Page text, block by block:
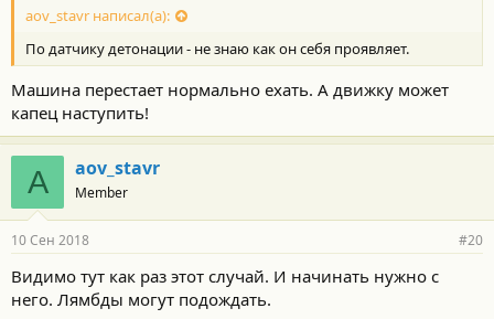
aov_stavr написал(а):
По датчику детонации - не знаю как он себя проявляет.
Машина перестает нормально ехать. А движку может
капец наступить!
A aov_stavr
Member
10 Сен 2018 #20
Видимо тут как раз этот случай. И начинать нужно с
него. Лямбды могут подождать.